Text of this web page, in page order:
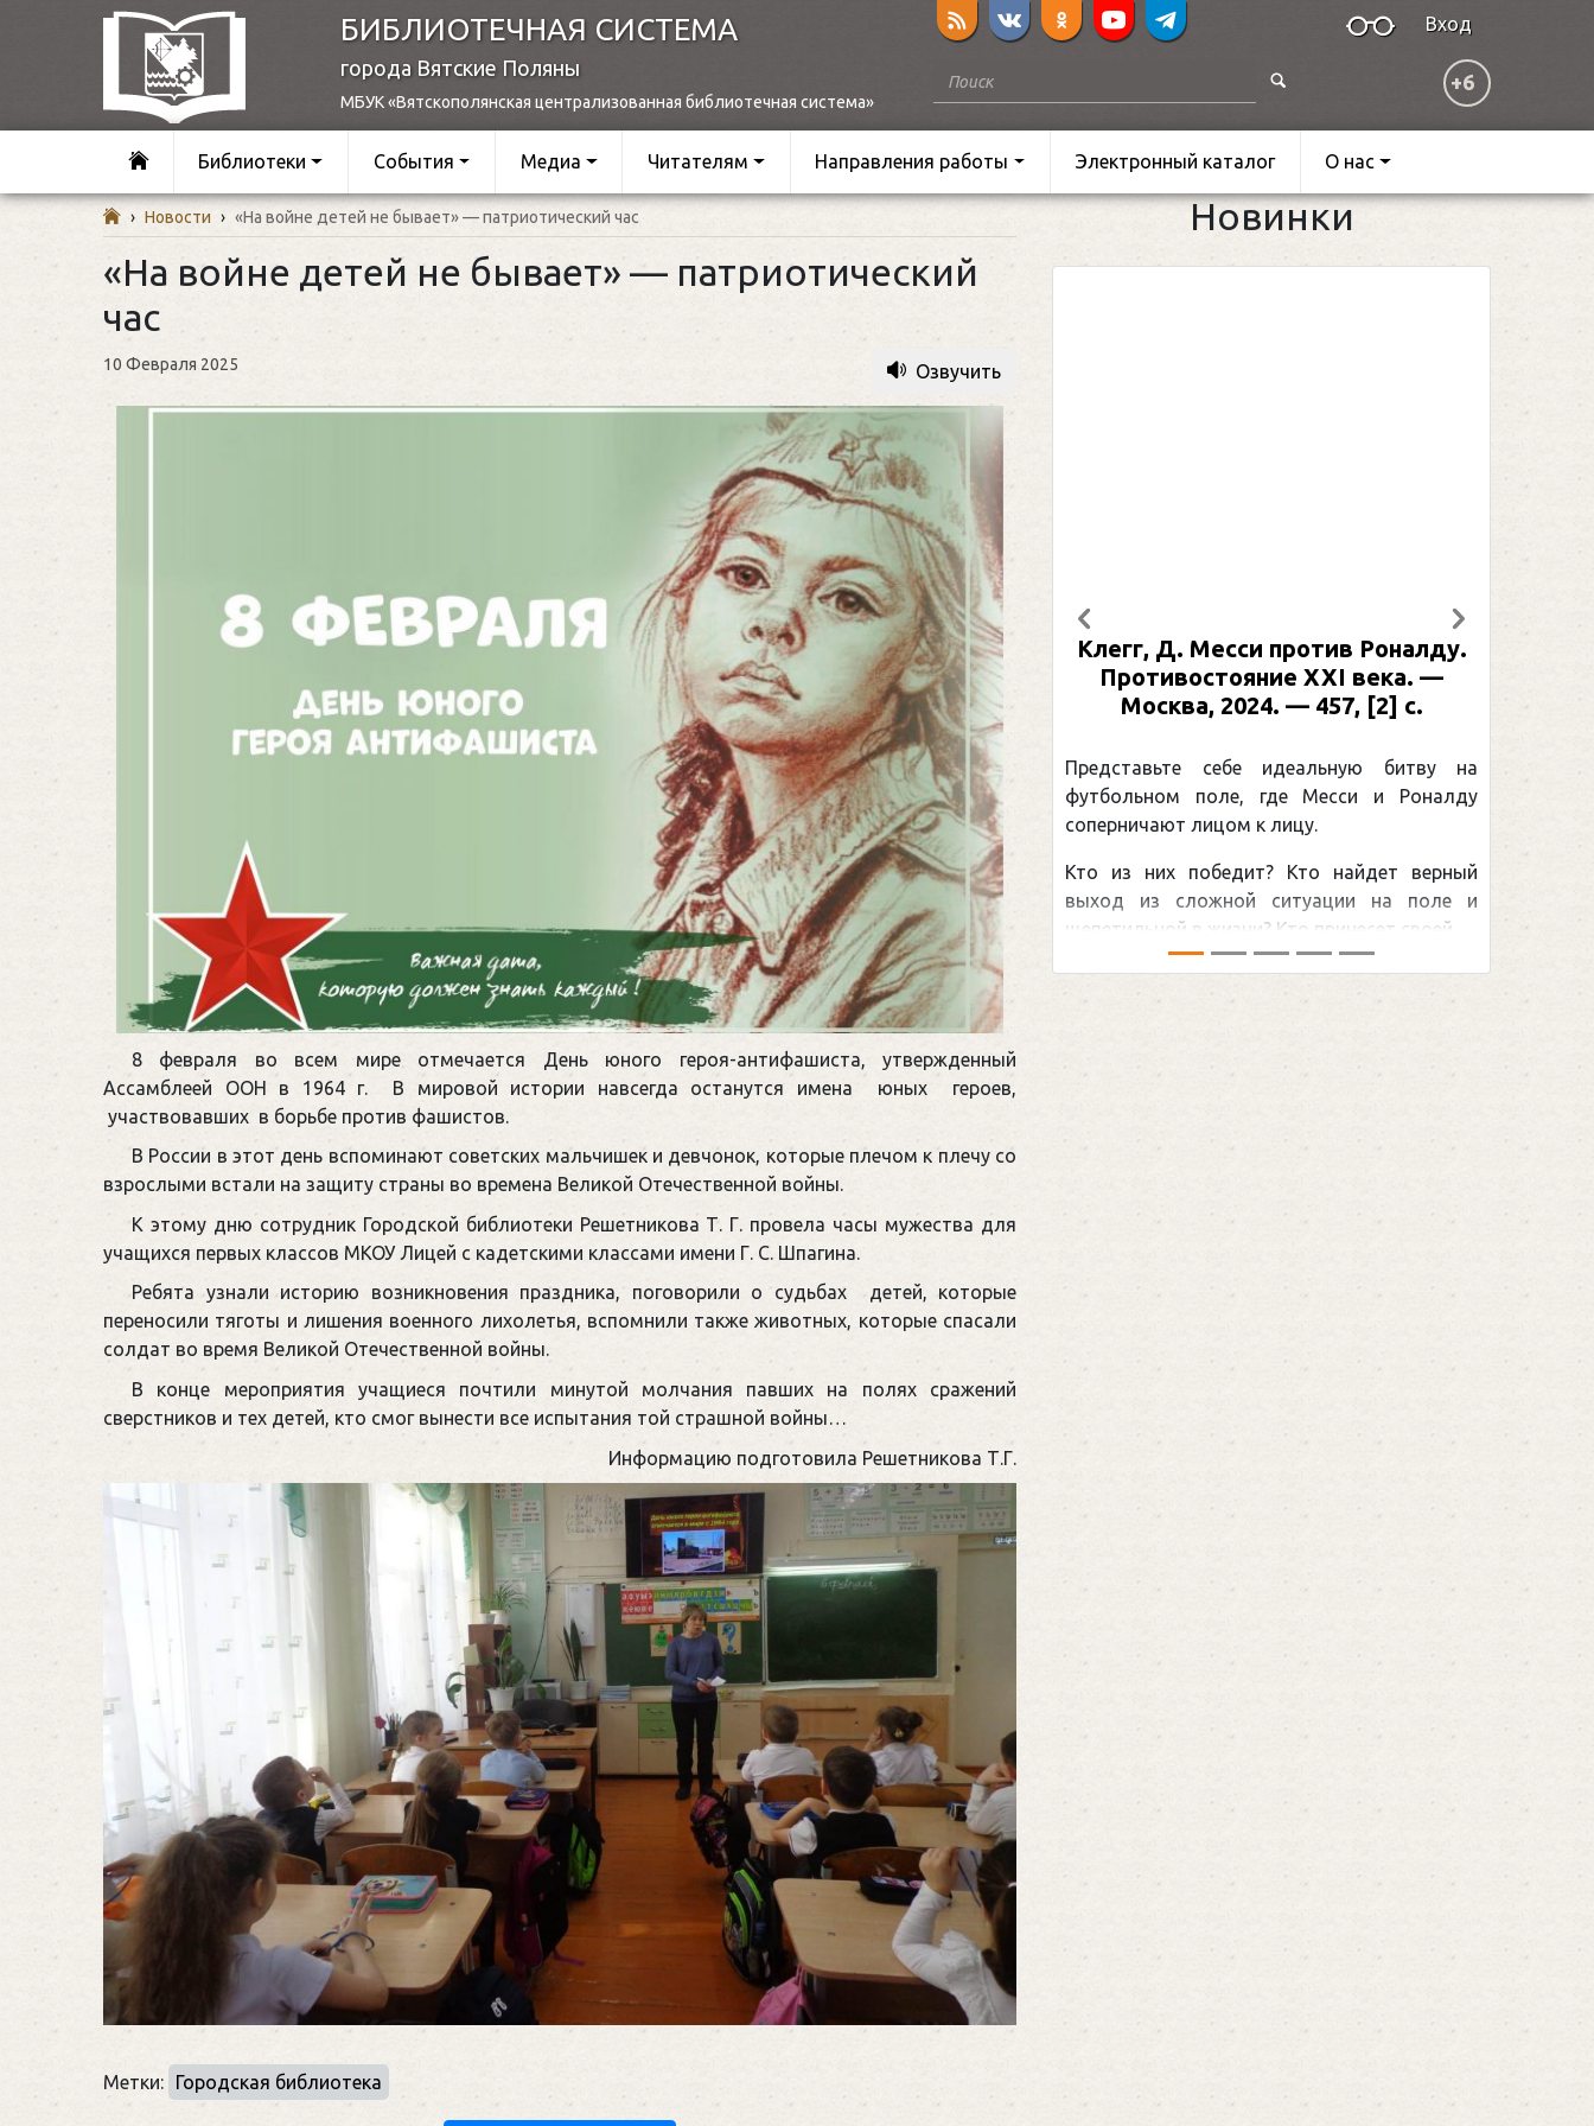
БИБЛИОТЕЧНАЯ СИСТЕМА
города Вятские Поляны
МБУК «Вятскополянская централизованная библиотечная система»
Вход
+6
Библиотеки События Медиа Читателям Направления работы Электронный каталог О нас
› Новости › «На войне детей не бывает» — патриотический час
«На войне детей не бывает» — патриотический
час
10 Февраля 2025 Озвучить
8 февраля во всем мире отмечается День юного героя-антифашиста, утвержденный
Ассамблеей ООН в 1964 г. В мировой истории навсегда останутся имена юных героев,
участвовавших в борьбе против фашистов.
В России в этот день вспоминают советских мальчишек и девчонок, которые плечом к плечу со
взрослыми встали на защиту страны во времена Великой Отечественной войны.
К этому дню сотрудник Городской библиотеки Решетникова Т. Г. провела часы мужества для
учащихся первых классов МКОУ Лицей с кадетскими классами имени Г. С. Шпагина.
Ребята узнали историю возникновения праздника, поговорили о судьбах детей, которые
переносили тяготы и лишения военного лихолетья, вспомнили также животных, которые спасали
солдат во время Великой Отечественной войны.
В конце мероприятия учащиеся почтили минутой молчания павших на полях сражений
сверстников и тех детей, кто смог вынести все испытания той страшной войны…
Информацию подготовила Решетникова Т.Г.
Метки: Городская библиотека
Новинки
Клегг, Д. Месси против Роналду.
Противостояние XXI века. —
Москва, 2024. — 457, [2] с.
Представьте себе идеальную битву на
футбольном поле, где Месси и Роналду
соперничают лицом к лицу.
Кто из них победит? Кто найдет верный
выход из сложной ситуации на поле и
щепетильной в жизни? Кто принесет своей ...
Рабинер, И. Я. Александр
: иллюстрированная
Москва, 2024 (макет 2025).
Спорт)
снайперским рекордом НХЛ,
принадлежит великому
Гретцки, — едва ли не самая
хоккейная тема последних лет в
сезоном Национальной хоккейной
Предыдущий Следующий